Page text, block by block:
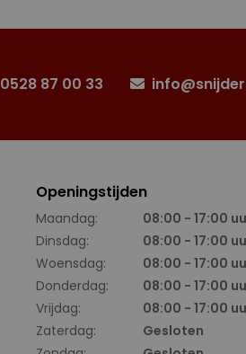
0528 87 00 33
Openingstijden
Maandag:
08:00 - 17:00
Dinsdag:
08:00 - 17:00
Woensdag:
08:00 - 17:00
Donderdag:
08:00 - 17:00
Vrijdag:
08:00 - 17:00
Zaterdag:
Gesloten